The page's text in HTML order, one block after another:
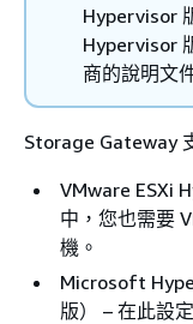
Hypervisor
Hypervisor
商的說明文
Storage Gateway
VMware ESXi
中，您也需要
機。
Microsoft
版） – 在此設